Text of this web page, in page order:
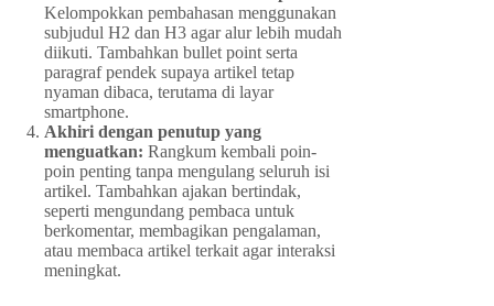
Kelompokkan pembahasan menggunakan
subjudul H2 dan H3 agar alur lebih mudah
diikuti. Tambahkan bullet point serta
paragraf pendek supaya artikel tetap
nyaman dibaca, terutama di layar
smartphone.
Akhiri dengan penutup yang
menguatkan: Rangkum kembali poin-
poin penting tanpa mengulang seluruh isi
artikel. Tambahkan ajakan bertindak,
seperti mengundang pembaca untuk
berkomentar, membagikan pengalaman,
atau membaca artikel terkait agar interaksi
meningkat.